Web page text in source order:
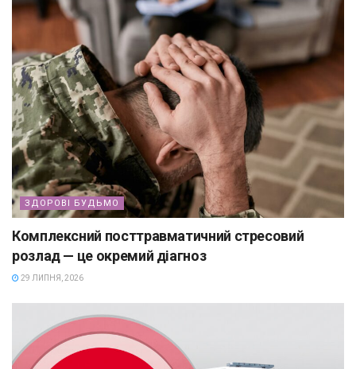
ЗДОРОВІ БУДЬМО
Комплексний посттравматичний стресовий
розлад — це окремий діагноз
29 ЛИПНЯ, 2026